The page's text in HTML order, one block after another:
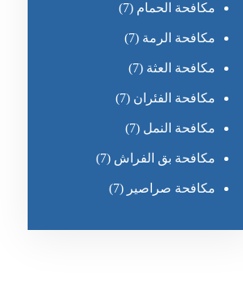
مكافحة الحمام (7)
مكافحة الرمة (7)
مكافحة العثة (7)
مكافحة الفئران (7)
مكافحة النمل (7)
مكافحة بق الفراش (7)
مكافحة صراصير (7)